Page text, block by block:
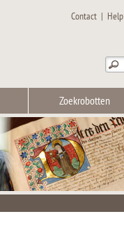
Contact | Help
Zoekrobotten